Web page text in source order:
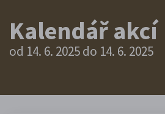
Kalendář akcí
od 14. 6. 2025 do 14. 6. 2025